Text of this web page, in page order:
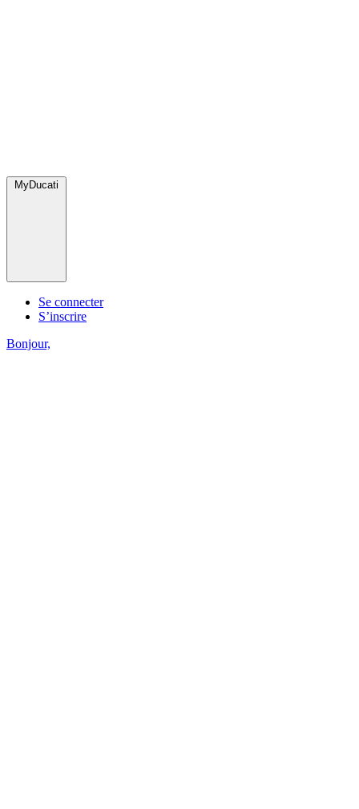
MyDucati
Se connecter
S’inscrire
Bonjour,